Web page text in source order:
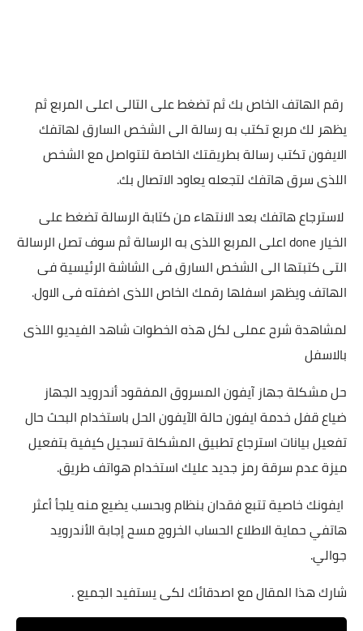
رقم الهاتف الخاص بك ثم تضغط على التالى اعلى المربع ثم
يظهر لك مربع تكتب به رسالة الى الشخص السارق لهاتفك
الايفون تكتب رسالة بطريقتك الخاصة لتتواصل مع الشخص
اللذى سرق هاتفك لتجعله يعاود الاتصال بك.
لاسترجاع هاتفك بعد الانتهاء من كتابة الرسالة تضغط على
الخيار done اعلى المربع اللذى به الرسالة ثم سوف تصل الرسالة
التى كتبتها الى الشخص السارق فى الشاشة الرئيسية فى
الهاتف ويظهر اسفلها رقمك الخاص اللذى اضفته فى الاول.
لمشاهدة شرح عملى لكل هذه الخطوات شاهد الفيديو اللذى
بالاسفل
حل مشكلة جهاز آيفون المسروق المفقود أندرويد الجهاز
ضياع قفل خدمة ايفون حالة الآيفون الحل باستخدام البحث حال
تفعيل بيانات استرجاع تطبيق المشكلة تسجيل كيفية بتفعيل
ميزة عدم سرقة رمز جديد عليك استخدام هواتف طريق.
ايفونك خاصية تتبع فقدان بنظام وبحسب يضيع منه يلجأ أعثر
هاتفي حماية الاطلاع الحساب الخروج مسح إجابة الأندرويد
جوالي.
شارك هذا المقال مع اصدقائك لكى يستفيد الجميع .